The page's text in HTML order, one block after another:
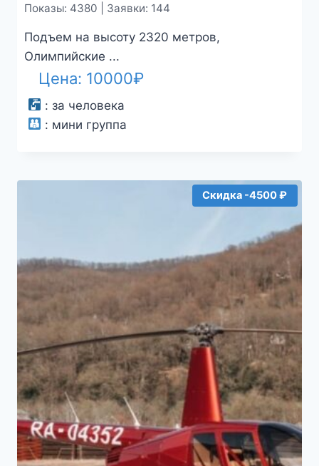
Показы: 4380 | Заявки: 144
Подъем на высоту 2320 метров,
Олимпийские ...
Цена: 10000₽
: за человека
: мини группа
Скидка -4500 ₽